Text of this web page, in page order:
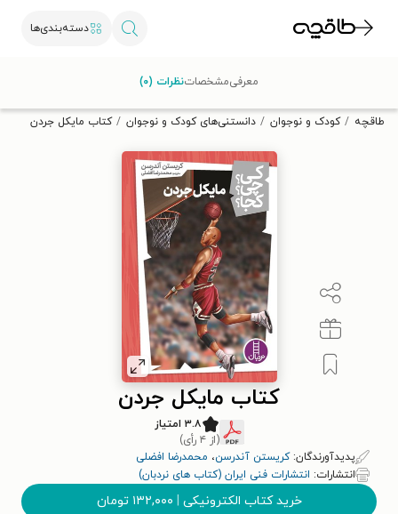
دسته‌بندی‌ها
تخفیف از طاقچه دریافت کن.
طاقچه کودک و نوجوان دانستنی‌های کودک و نوجوان کتاب مایکل جردن
کتاب مایکل جردن
۳.۸ امتیاز
(از ۴ رأی)
پدیدآورندگان:کریستن آندرسن، محمدرضا افضلی
انتشارات: انتشارات فنی ایران (کتاب های نردبان)
خرید کتاب الکترونیکی | ۱۳۲,۰۰۰ تومان
معرفیمشخصاتنظرات (۰)